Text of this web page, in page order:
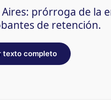
Aires: prórroga de la
de retención.
texto completo